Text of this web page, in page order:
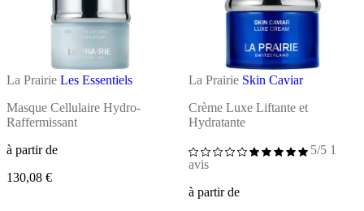
La Prairie Les Essentiels
Masque Cellulaire Hydro-
Raffermissant
à partir de
130,08 €
La Prairie Skin Caviar
Crème Luxe Liftante et
Hydratante
5/5 1
avis
à partir de